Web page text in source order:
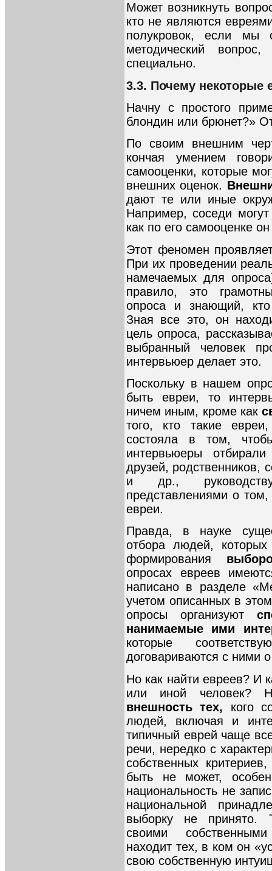
Может возникнуть
кто не являются
полукровок, если мы
методический
специально.
3.3. Почему некоторые
Начну с простого
блондин или брюнет?»
По своим внешним
кончая умением
самооценки, которые
внешних оценок.
дают те или иные
Например, соседи могут
как по его самооценке
Этот феномен
При их проведении
намечаемых для
правило, это
опроса и знающий,
Зная все это, он
цель опроса,
выбранный человек
интервьюер делает это.
Поскольку в нашем
быть евреи, то
ничем иным, кроме как
того, кто такие
состояла в том,
интервьюеры
друзей, родственников,
и др.,
представлениями о том,
евреи.
Правда, в науке
отбора людей,
формирования
опросах евреев
написано в разделе
учетом описанных в
опросы организуют
нанимаемые ими
которые
договариваются с ними
Но как найти евреев? И
или иной человек?
внешность тех, кого
людей, включая и
типичный еврей чаще
речи, нередко с
собственных
быть не может,
национальность не
национальной
выборку не принято.
своими
находит тех, в ком он
свою собственную